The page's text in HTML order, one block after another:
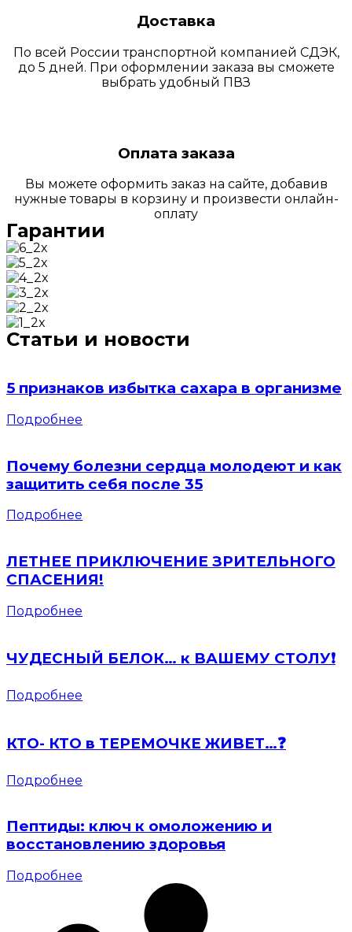
Доставка
По всей России транспортной компанией СДЭК,
до 5 дней. При оформлении заказа вы сможете
выбрать удобный ПВЗ
Оплата заказа
Вы можете оформить заказ на сайте, добавив
нужные товары в корзину и произвести онлайн-
оплату
Гарантии
Статьи и новости
5 признаков избытка сахара в организме
Подробнее
Почему болезни сердца молодеют и как
защитить себя после 35
Подробнее
ЛЕТНЕЕ ПРИКЛЮЧЕНИЕ ЗРИТЕЛЬНОГО
СПАСЕНИЯ!
Подробнее
ЧУДЕСНЫЙ БЕЛОК… к ВАШЕМУ СТОЛУ❗️
Подробнее
КТО- КТО в ТЕРЕМОЧКЕ ЖИВЕТ…❓
Подробнее
Пептиды: ключ к омоложению и
восстановлению здоровья
Подробнее